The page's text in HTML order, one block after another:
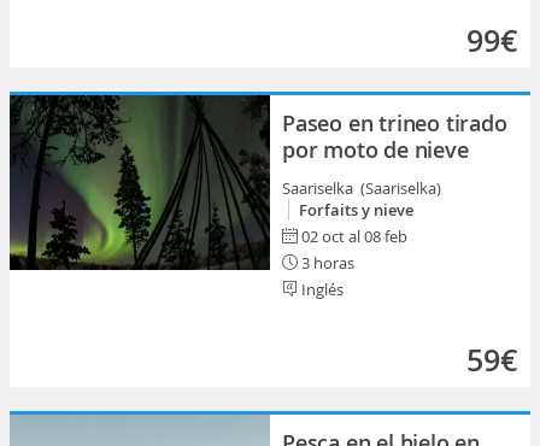
99€
Paseo en trineo tirado
por moto de nieve
Saariselka (Saariselka)
Forfaits y nieve
02 oct al 08 feb
3 horas
Inglés
59€